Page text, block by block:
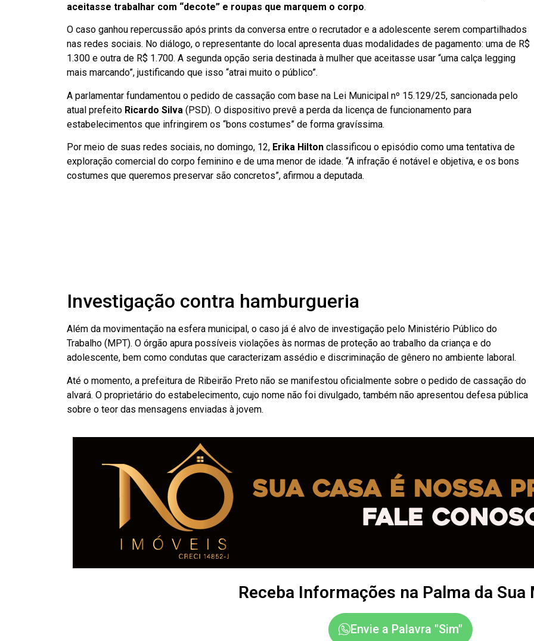
aceitasse trabalhar com “decote” e roupas que marquem o corpo.
O caso ganhou repercussão após prints da conversa entre o recrutador e a adolescente serem compartilhados
nas redes sociais. No diálogo, o representante do local apresenta duas modalidades de pagamento: uma de R$
1.300 e outra de R$ 1.700. A segunda opção seria destinada à mulher que aceitasse usar “uma calça legging
mais marcando”, justificando que isso “atrai muito o público”.
A parlamentar fundamentou o pedido de cassação com base na Lei Municipal nº 15.129/25, sancionada pelo
atual prefeito Ricardo Silva (PSD). O dispositivo prevê a perda da licença de funcionamento para
estabelecimentos que infringirem os “bons costumes” de forma gravíssima.
Por meio de suas redes sociais, no domingo, 12, Erika Hilton classificou o episódio como uma tentativa de
exploração comercial do corpo feminino e de uma menor de idade. “A infração é notável e objetiva, e os bons
costumes que queremos preservar são concretos”, afirmou a deputada.
Investigação contra hamburgueria
Além da movimentação na esfera municipal, o caso já é alvo de investigação pelo Ministério Público do
Trabalho (MPT). O órgão apura possíveis violações às normas de proteção ao trabalho da criança e do
adolescente, bem como condutas que caracterizam assédio e discriminação de gênero no ambiente laboral.
Até o momento, a prefeitura de Ribeirão Preto não se manifestou oficialmente sobre o pedido de cassação do
alvará. O proprietário do estabelecimento, cujo nome não foi divulgado, também não apresentou defesa pública
sobre o teor das mensagens enviadas à jovem.
Receba Informações na Palma da Sua
Envie a Palavra "Sim"